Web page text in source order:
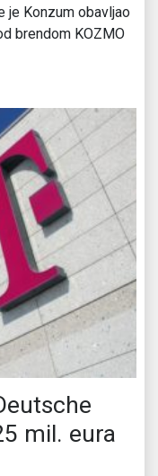
je Konzum obavljao
brendom KOZMO
mil. eura